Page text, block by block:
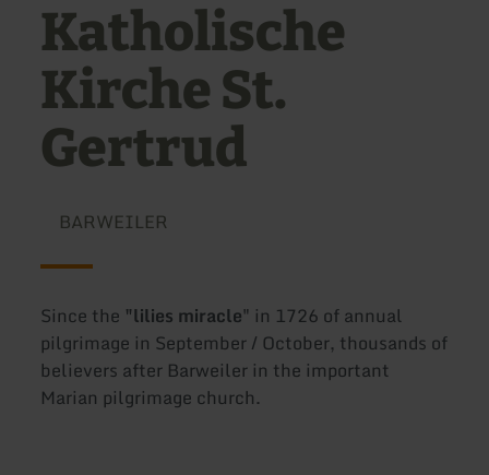
Katholische
Kirche St.
Gertrud
BARWEILER
Since the "lilies miracle" in 1726 of annual
pilgrimage in September / October, thousands of
believers after Barweiler in the important
Marian pilgrimage church.